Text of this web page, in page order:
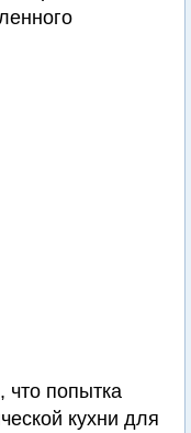
что попытка
кухни для